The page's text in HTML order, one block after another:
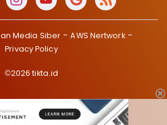
Media Siber
AWS Nertwork
Privacy Policy
©2026 tikta.id